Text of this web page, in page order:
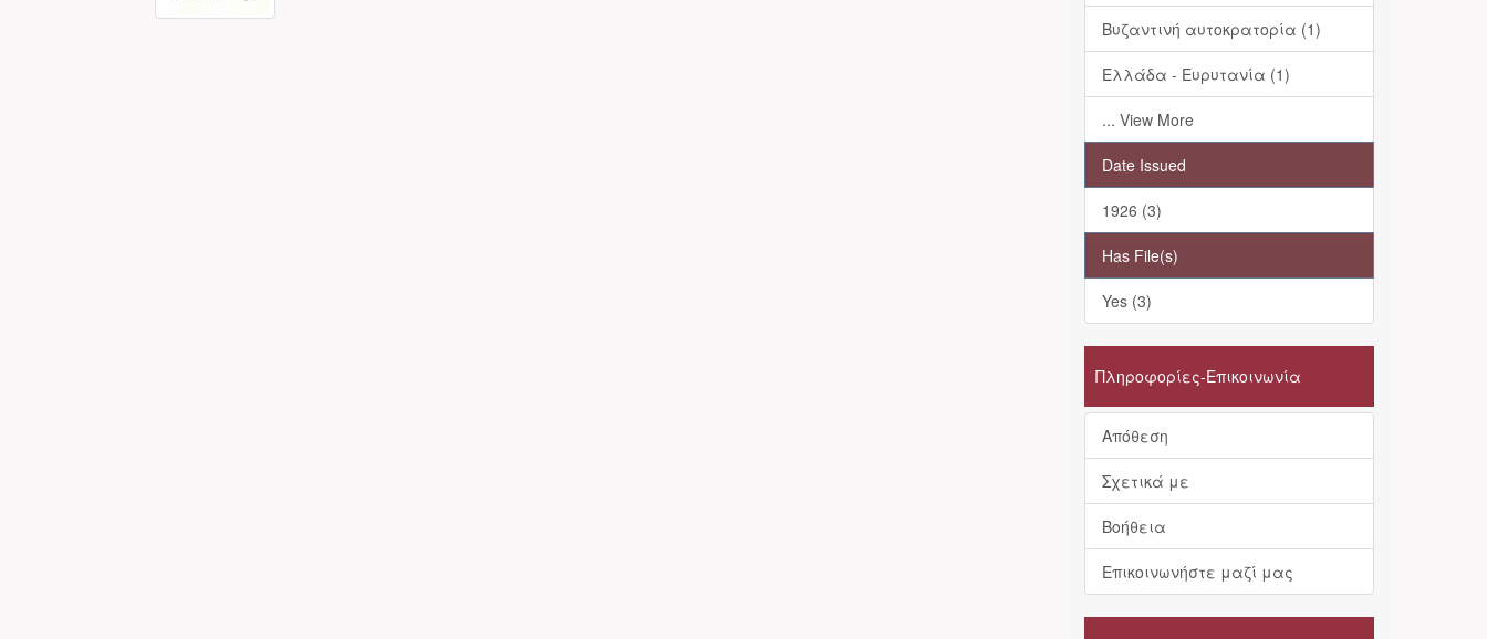
Βυζαντινή αυτοκρατορία (1)
Ελλάδα - Ευρυτανία (1)
... View More
Date Issued
1926 (3)
Has File(s)
Yes (3)
Πληροφορίες-Επικοινωνία
Απόθεση
Σχετικά με
Βοήθεια
Επικοινωνήστε μαζί μας